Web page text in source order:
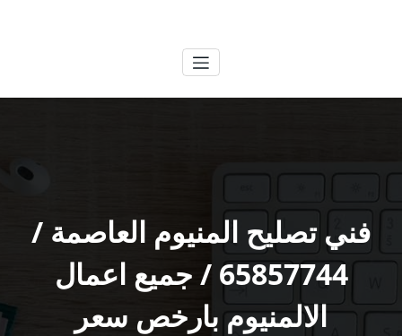
فني تصليح المنيوم العاصمة /
65857744 / جميع اعمال
الالمنيوم بارخص سعر